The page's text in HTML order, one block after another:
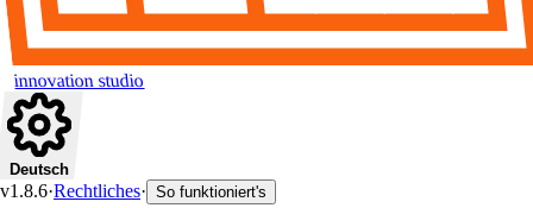
innovation studio
Deutsch
v1.8.6·Rechtliches· So funktioniert's